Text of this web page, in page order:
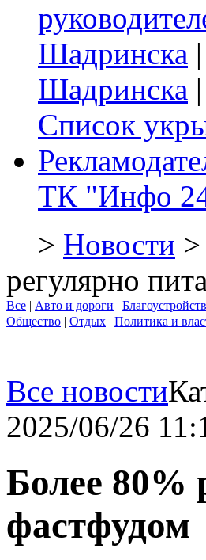
Шадринска |
Шадринска |
Список
ТК "Инфо
> Новости >
регулярно
Все | Авто и дороги |
Общество | Отдых | Политика и
Все новости
2025/06/26
Более 80%
фастфудом